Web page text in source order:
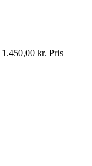
1.450,00 kr. Pris